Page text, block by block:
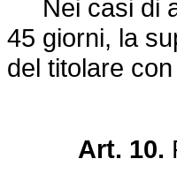
Nei casi di
45 giorni, la
del titolare
Art. 10.